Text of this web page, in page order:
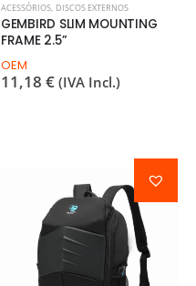
ACESSÓRIOS, DISCOS EXTERNOS
GEMBIRD SLIM MOUNTING
FRAME 2.5”
OEM
11,18 € (IVA Incl.)